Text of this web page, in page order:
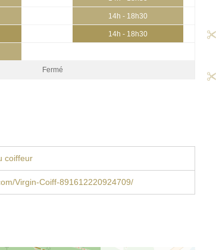
14h - 18h30
14h - 18h30
Fermé
coiffeur
Virgin-Coiff-891612220924709/